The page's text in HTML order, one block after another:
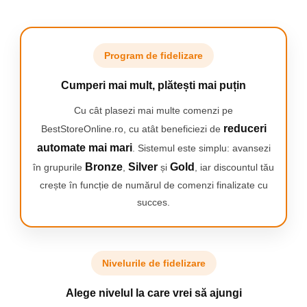
Centuri de Slabit
Componente si Piese Biciclete
TV, Audio-Video & Foto
Casti Wireless
Videoproiectoare
Program de fidelizare
Cumperi mai mult, plătești mai puțin
Cu cât plasezi mai multe comenzi pe
BestStoreOnline.ro, cu atât beneficiezi de reduceri
automate mai mari. Sistemul este simplu: avansezi
în grupurile Bronze Silver și Gold
, iar discountul tău
crește în funcție de numărul de comenzi finalizate cu
succes.
Nivelurile de fidelizare
Alege nivelul la care vrei să ajungi